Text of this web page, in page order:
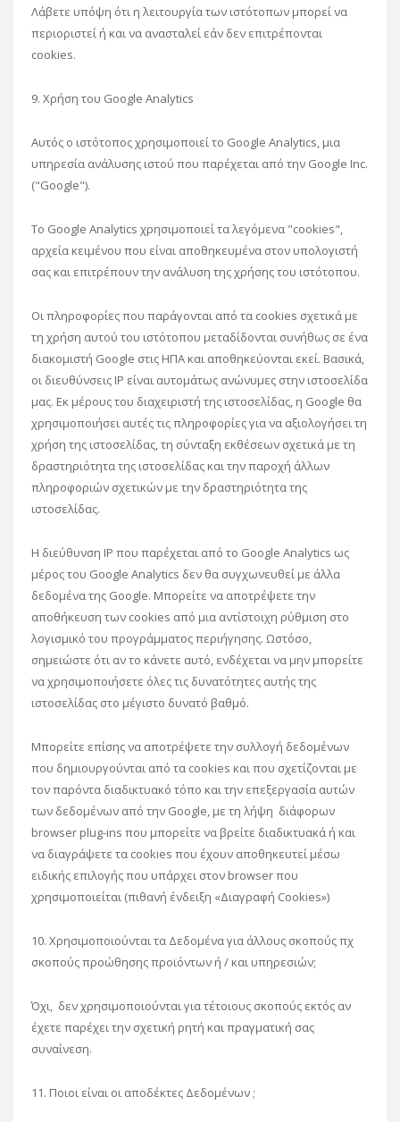
Λάβετε υπόψη ότι η λειτουργία των ιστότοπων μπορεί να
περιοριστεί ή και να ανασταλεί εάν δεν επιτρέπονται
cookies.
9. Χρήση του Google Analytics
Αυτός ο ιστότοπος χρησιμοποιεί το Google Analytics, μια
υπηρεσία ανάλυσης ιστού που παρέχεται από την Google Inc.
("Google").
Το Google Analytics χρησιμοποιεί τα λεγόμενα "cookies",
αρχεία κειμένου που είναι αποθηκευμένα στον υπολογιστή
σας και επιτρέπουν την ανάλυση της χρήσης του ιστότοπου.
Οι πληροφορίες που παράγονται από τα cookies σχετικά με
τη χρήση αυτού του ιστότοπου μεταδίδονται συνήθως σε ένα
διακομιστή Google στις ΗΠΑ και αποθηκεύονται εκεί. Βασικά,
οι διευθύνσεις IP είναι αυτομάτως ανώνυμες στην ιστοσελίδα
μας. Εκ μέρους του διαχειριστή της ιστοσελίδας, η Google θα
χρησιμοποιήσει αυτές τις πληροφορίες για να αξιολογήσει τη
χρήση της ιστοσελίδας, τη σύνταξη εκθέσεων σχετικά με τη
δραστηριότητα της ιστοσελίδας και την παροχή άλλων
πληροφοριών σχετικών με την δραστηριότητα της
ιστοσελίδας.
Η διεύθυνση IP που παρέχεται από το Google Analytics ως
μέρος του Google Analytics δεν θα συγχωνευθεί με άλλα
δεδομένα της Google. Μπορείτε να αποτρέψετε την
αποθήκευση των cookies από μια αντίστοιχη ρύθμιση στο
λογισμικό του προγράμματος περιήγησης. Ωστόσο,
σημειώστε ότι αν το κάνετε αυτό, ενδέχεται να μην μπορείτε
να χρησιμοποιήσετε όλες τις δυνατότητες αυτής της
ιστοσελίδας στο μέγιστο δυνατό βαθμό.
Μπορείτε επίσης να αποτρέψετε την συλλογή δεδομένων
που δημιουργούνται από τα cookies και που σχετίζονται με
τον παρόντα διαδικτυακό τόπο και την επεξεργασία αυτών
των δεδομένων από την Google, με τη λήψη διάφορων
browser plug-ins που μπορείτε να βρείτε διαδικτυακά ή και
να διαγράψετε τα cookies που έχουν αποθηκευτεί μέσω
ειδικής επιλογής που υπάρχει στον browser που
χρησιμοποιείται (πιθανή ένδειξη «Διαγραφή Cookies»)
10. Χρησιμοποιούνται τα Δεδομένα για άλλους σκοπούς πχ
σκοπούς προώθησης προϊόντων ή / και υπηρεσιών;
Όχι, δεν χρησιμοποιούνται για τέτοιους σκοπούς εκτός αν
έχετε παρέχει την σχετική ρητή και πραγματική σας
συναίνεση.
11. Ποιοι είναι οι αποδέκτες Δεδομένων ;